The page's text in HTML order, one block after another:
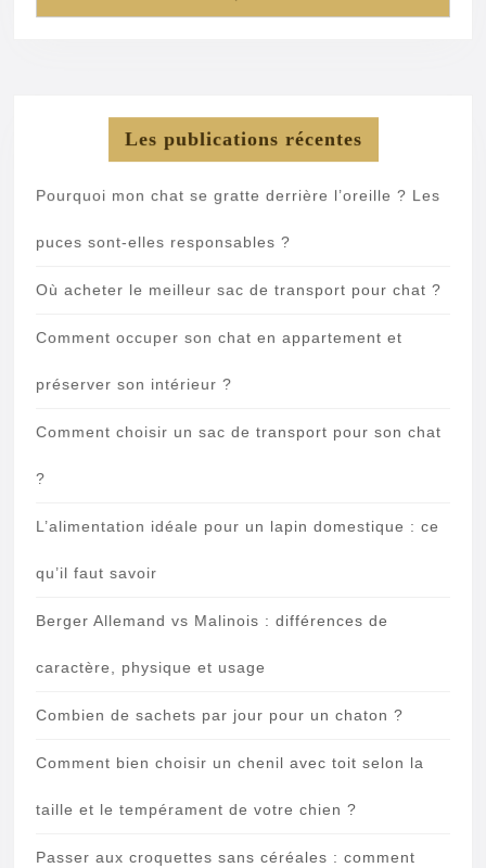
Les publications récentes
Pourquoi mon chat se gratte derrière l’oreille ? Les
puces sont-elles responsables ?
Où acheter le meilleur sac de transport pour chat ?
Comment occuper son chat en appartement et
préserver son intérieur ?
Comment choisir un sac de transport pour son chat
?
L’alimentation idéale pour un lapin domestique : ce
qu’il faut savoir
Berger Allemand vs Malinois : différences de
caractère, physique et usage
Combien de sachets par jour pour un chaton ?
Comment bien choisir un chenil avec toit selon la
taille et le tempérament de votre chien ?
Passer aux croquettes sans céréales : comment